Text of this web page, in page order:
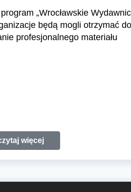
„Wrocławskie
będą mogli otrzymać
profesjonalnego materiału
więcej